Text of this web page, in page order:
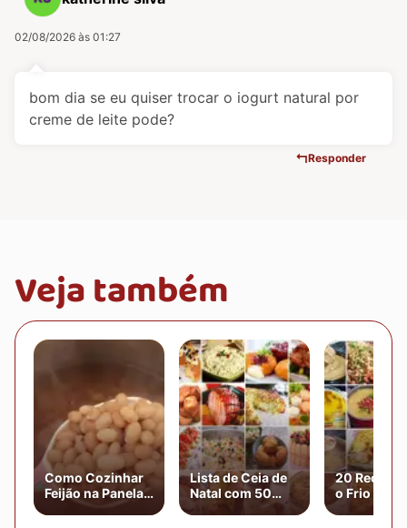
02/08/2026 às 01:27
bom dia se eu quiser trocar o iogurt natural por
creme de leite pode?
Responder
Veja também
Como Cozinhar
Feijão na Panela
de Pressão
Lista de Ceia de
Natal com 50
Receitas
20
o Frio